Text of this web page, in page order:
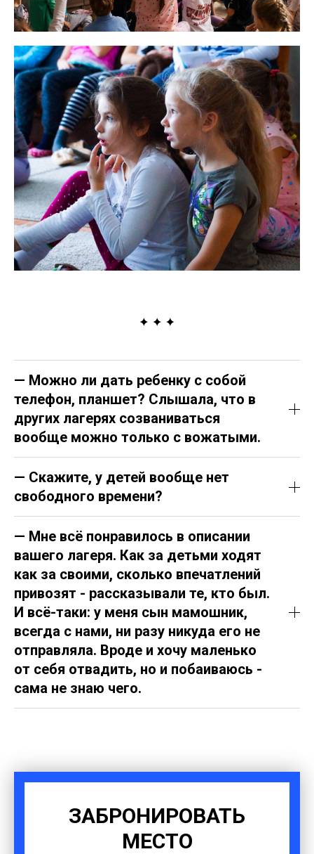
— Можно ли дать ребенку с собой
телефон, планшет? Слышала, что в
других лагерях созваниваться
вообще можно только с вожатыми.
— Скажите, у детей вообще нет
свободного времени?
— Мне всё понравилось в описании
вашего лагеря. Как за детьми ходят
как за своими, сколько впечатлений
привозят - рассказывали те, кто был.
И всё-таки: у меня сын мамошник,
всегда с нами, ни разу никуда его не
отправляла. Вроде и хочу маленько
от себя отвадить, но и побаиваюсь -
сама не знаю чего.
ЗАБРОНИРОВАТЬ
МЕСТО